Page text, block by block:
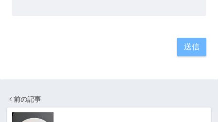
前の記事